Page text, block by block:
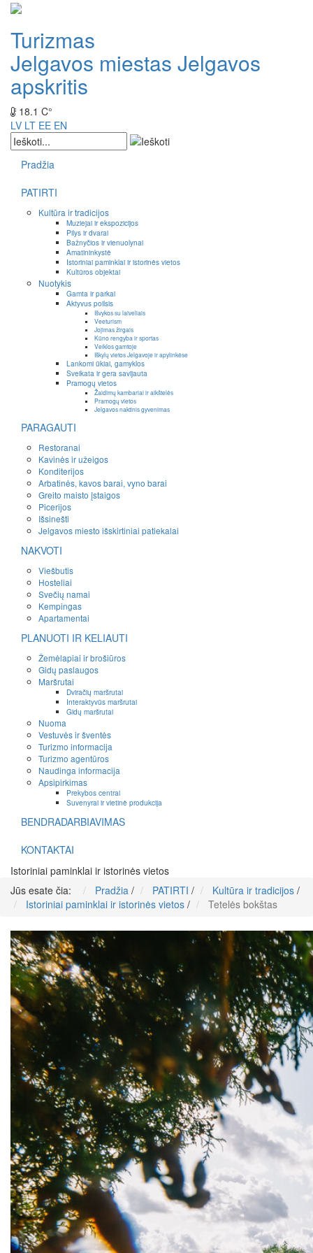
Turizmas
Jelgavos miestas Jelgavos
apskritis
18.1 C°
LV LT EE EN
Pradžia
PATIRTI
Kultūra ir tradicijos
Muziejai ir ekspozicijos
Pilys ir dvarai
Bažnyčios ir vienuolynai
Amatininkystė
Istoriniai paminklai ir istorinės vietos
Kultūros objektai
Nuotykis
Gamta ir parkai
Aktyvus poilsis
Išvykos su laiveliais
Veeturism
Jojimas žirgais
Kūno rengyba ir sportas
Veiklos gamtoje
Iškylų vietos Jelgavoje ir apylinkėse
Lankomi ūkiai, gamyklos
Sveikata ir gera savijauta
Pramogų vietos
Žaidimų kambariai ir aikštelės
Pramogų vietos
Jelgavos naktinis gyvenimas
PARAGAUTI
Restoranai
Kavinės ir užeigos
Konditerijos
Arbatinės, kavos barai, vyno barai
Greito maisto įstaigos
Picerijos
Išsinešti
Jelgavos miesto išskirtiniai patiekalai
NAKVOTI
Viešbutis
Hosteliai
Svečių namai
Kempingas
Apartamentai
PLANUOTI IR KELIAUTI
Žemėlapiai ir brošiūros
Gidų paslaugos
Maršrutai
Dviračių maršrutai
Interaktyvūs maršrutai
Gidų maršrutai
Nuoma
Vestuvės ir šventės
Turizmo informacija
Turizmo agentūros
Naudinga informacija
Apsipirkimas
Prekybos centrai
Suvenyrai ir vietinė produkcija
BENDRADARBIAVIMAS
KONTAKTAI
Istoriniai paminklai ir istorinės vietos
Jūs esate čia:
Pradžia / PATIRTI / Kultūra ir tradicijos /
Istoriniai paminklai ir istorinės vietos / Tetelės bokštas